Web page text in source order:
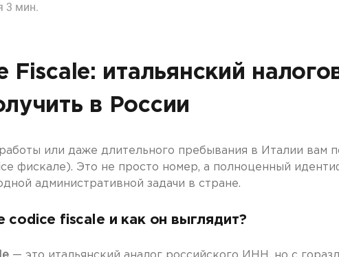
3 мин.
Fiscale: итальянский
в России
или даже длительного пребывания в Италии вам
фискале). Это не просто номер, а полноценный
административной задачи в стране.
codice fiscale и как он выглядит?